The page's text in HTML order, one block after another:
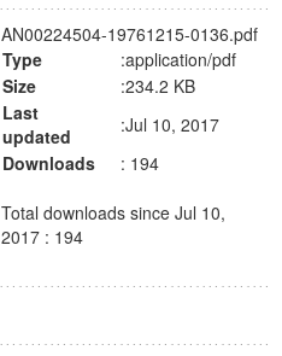
AN00224504-19761215-0136.pdf
Type
:application/pdf
Size
:234.2 KB
Last
updated
:Jul 10, 2017
Downloads
: 194
Total downloads since Jul 10,
2017 : 194